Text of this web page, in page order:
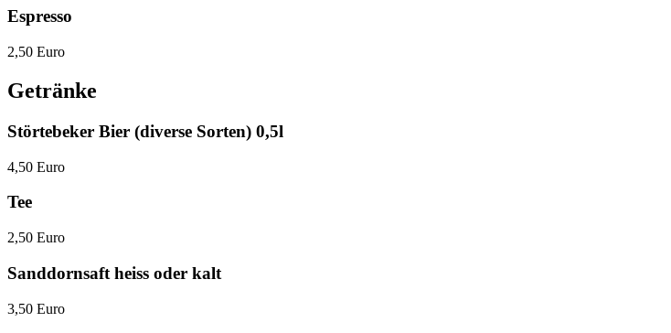
Espresso
2,50 Euro
Getränke
Störtebeker Bier (diverse Sorten) 0,5l
4,50 Euro
Tee
2,50 Euro
Sanddornsaft heiss oder kalt
3,50 Euro